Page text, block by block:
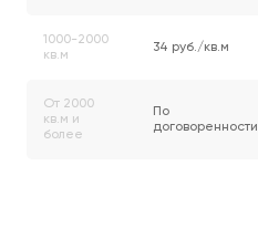
1000-2000
кв.м
34 руб./кв.м
От 2000
кв.м и
более
По
договоренности